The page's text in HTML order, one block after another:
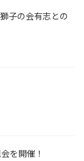
子の会有志との
を開催！